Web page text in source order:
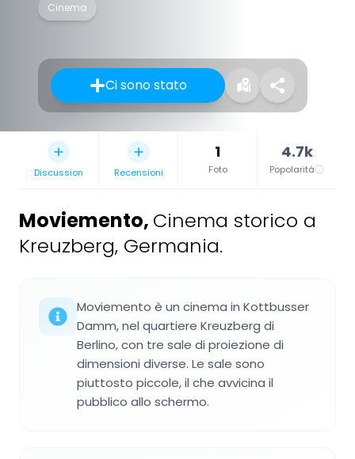
Cinema
Ci sono stato
Discussion Recensioni
1
Foto
4.7k
Popolarità
Moviemento, Cinema storico a
Kreuzberg, Germania.
Moviemento è un cinema in Kottbusser
Damm, nel quartiere Kreuzberg di
Berlino, con tre sale di proiezione di
dimensioni diverse. Le sale sono
piuttosto piccole, il che avvicina il
pubblico allo schermo.